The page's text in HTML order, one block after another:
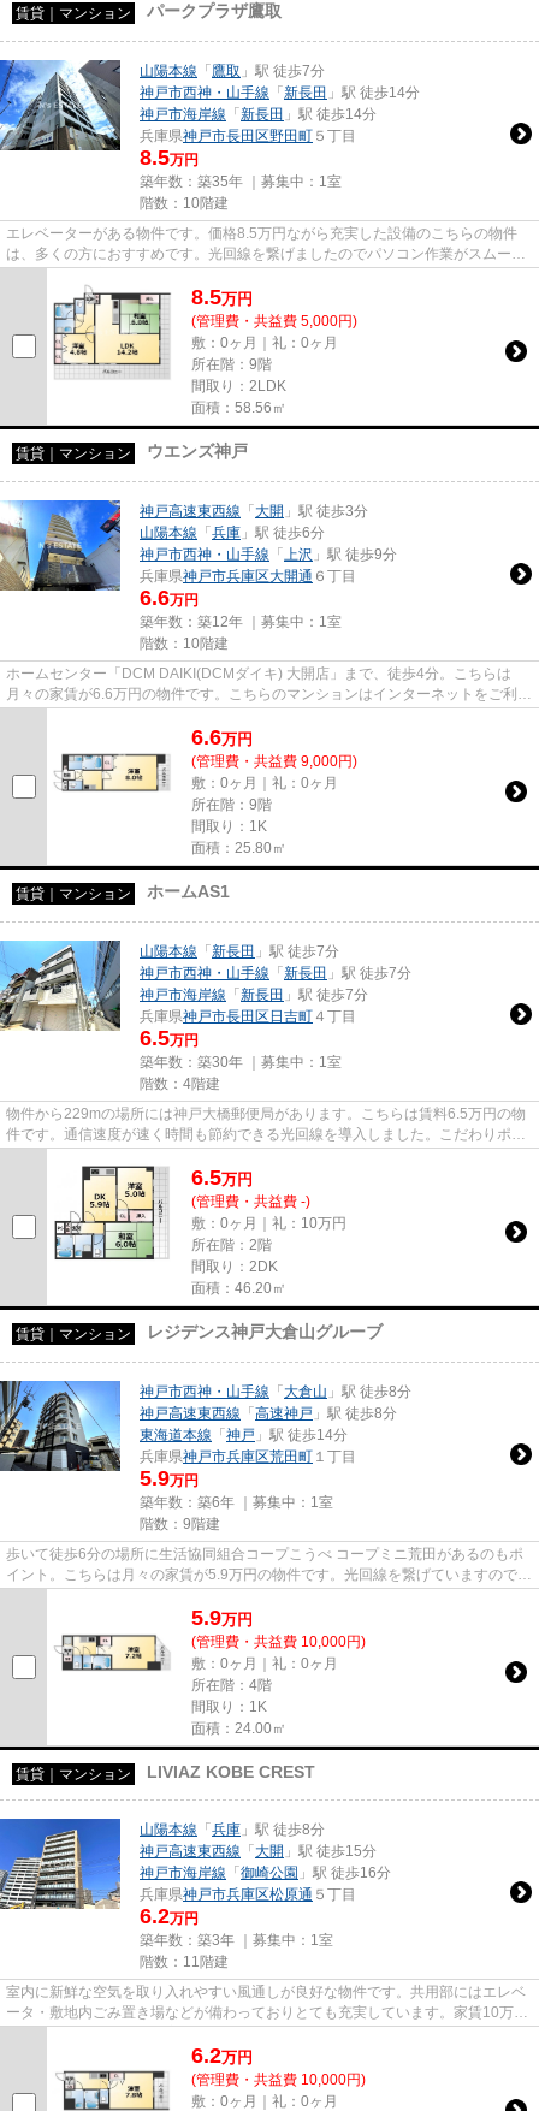
賃貸｜マンション パークプラザ鷹取
山陽本線 「 鷹取 」駅 徒歩7分
神戸市西神・山手線 「 新長田 」駅 徒歩14分
神戸市海岸線 「 新長田 」駅 徒歩14分
兵庫県神戸市長田区野田町 ５丁目
8.5万円
築年数：築35年 ｜募集中： 1室
階数：10階建
エレベーターがある物件です。価格8.5万円ながら充実した設備のこちらの物件
は、多くの方におすすめです。光回線を繋げましたのでパソコン作業がスムーズ
8.5万円
(管理費・共益費 5,000円)
敷：0ヶ月｜礼：0ヶ月
所在階：9階
間取り：2LDK
面積：58.56㎡
賃貸｜マンション ウエンズ神戸
神戸高速東西線 「 大開 」駅 徒歩3分
山陽本線 「 兵庫 」駅 徒歩6分
神戸市西神・山手線 「 上沢 」駅 徒歩9分
兵庫県神戸市兵庫区大開通 ６丁目
6.6万円
築年数：築12年 ｜募集中： 1室
階数：10階建
ホームセンター「DCM DAIKI(DCMダイキ) 大開店」まで、徒歩4分。こちらは
月々の家賃が6.6万円の物件です。こちらのマンションはインターネットをご利用
6.6万円
(管理費・共益費 9,000円)
敷：0ヶ月｜礼：0ヶ月
所在階：9階
間取り：1K
面積：25.80㎡
賃貸｜マンション ホームAS1
山陽本線 「 新長田 」駅 徒歩7分
神戸市西神・山手線 「 新長田 」駅 徒歩7分
神戸市海岸線 「 新長田 」駅 徒歩7分
兵庫県神戸市長田区 日吉町 ４丁目
6.5万円
築年数：築30年 ｜募集中： 1室
階数：4階建
物件から229mの場所には神戸大橋郵便局があります。こちらは賃料6.5万円の物
件です。通信速度が速く時間も節約できる光回線を導入しました。こだわりポイ
6.5万円
(管理費・共益費 -)
敷：0ヶ月｜礼：10万円
所在階：2階
間取り：2DK
面積：46.20㎡
賃貸｜マンション レジデンス神戸大倉山グルーブ
神戸市西神・山手線 「 大倉山 」駅 徒歩8分
神戸高速東西線 「 高速神戸 」駅 徒歩8分
東海道本線 「 神戸 」駅 徒歩14分
兵庫県神戸市兵庫区荒田町 １丁目
5.9万円
築年数：築6年 ｜募集中： 1室
階数：9階建
歩いて徒歩6分の場所に生活協同組合コープこうべ コープミニ荒田があるのもポ
イント。こちらは月々の家賃が5.9万円の物件です。光回線を繋げていますので通
5.9万円
(管理費・共益費 10,000円)
敷：0ヶ月｜礼：0ヶ月
所在階：4階
間取り：1K
面積：24.00㎡
賃貸｜マンション LIVIAZ KOBE CREST
山陽本線 「 兵庫 」駅 徒歩8分
神戸高速東西線 「 大開 」駅 徒歩15分
神戸市海岸線 「 御崎公園 」駅 徒歩16分
兵庫県神戸市兵庫区松原通 ５丁目
6.2万円
築年数：築3年 ｜募集中： 1室
階数：11階建
室内に新鮮な空気を取り入れやすい風通しが良好な物件です。共用部にはエレベ
ータ・敷地内ごみ置き場などが備わっておりとても充実しています。家賃10万円
6.2万円
(管理費・共益費 10,000円)
敷：0ヶ月｜礼：0ヶ月